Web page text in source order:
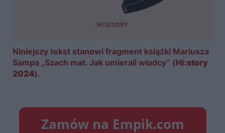
Niniejszy tekst stanowi fragment książki Mariusza
Sampa „Szach mat. Jak umierali władcy” (Hi:story
2024).